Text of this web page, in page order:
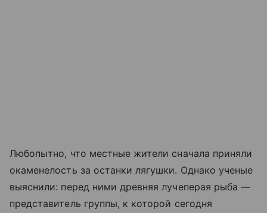
Любопытно, что местные жители сначала приняли
окаменелость за останки лягушки. Однако ученые
выяснили: перед ними древняя лучеперая рыба —
представитель группы, к которой сегодня